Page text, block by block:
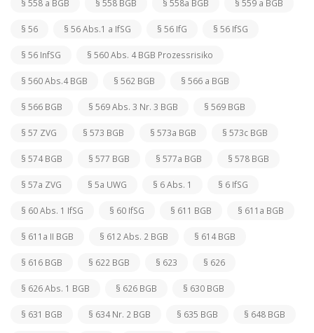
§ 558 a BGB § 558 BGB § 558a BGB § 559 a BGB
§ 56 § 56 Abs.1 a IfSG § 56 IfG § 56 IfSG
§ 56 InfSG § 560 Abs. 4 BGB Prozessrisiko
§ 560 Abs.4 BGB § 562 BGB § 566 a BGB
§ 566 BGB § 569 Abs. 3 Nr. 3 BGB § 569 BGB
§ 57 ZVG § 573 BGB § 573a BGB § 573c BGB
§ 574 BGB § 577 BGB § 577a BGB § 578 BGB
§ 57a ZVG § 5a UWG § 6 Abs. 1 § 6 IfSG
§ 60 Abs. 1 IfSG § 60 IfSG § 611 BGB § 611a BGB
§ 611a II BGB § 612 Abs. 2 BGB § 614 BGB
§ 616 BGB § 622 BGB § 623 § 626
§ 626 Abs. 1 BGB § 626 BGB § 630 BGB
§ 631 BGB § 634 Nr. 2 BGB § 635 BGB § 648 BGB